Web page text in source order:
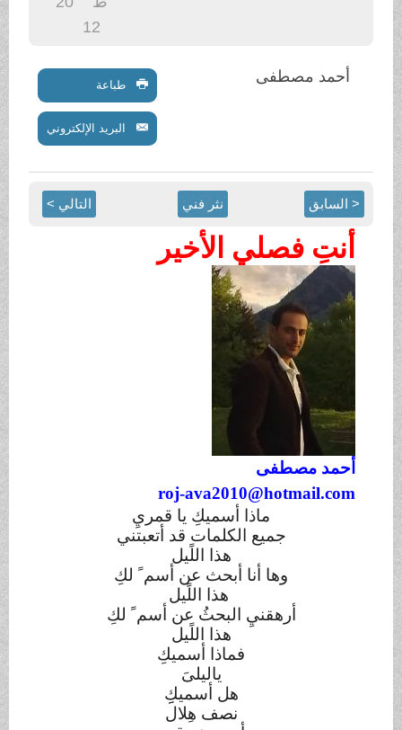
أحمد مصطفى طباعة
البريد الإلكتروني
< السابق نثر فني التالي >
أنتِ فصلي الأخير
أحمد مصطفى
roj-ava2010@hotmail.com
ماذا أسميكِ يا قمريِ
جميع الكلمات قد أتعبتني
هذا اللًيل
وها أنا أبحث عن أسم ً لكِ
هذا اللًيل
أرهقنيِ البحثُ عن أسم ً لكِ
هذا اللًيل
فماذا أسميكِ
ياليلىَ
هل أسميكِِ
نصف هِلال